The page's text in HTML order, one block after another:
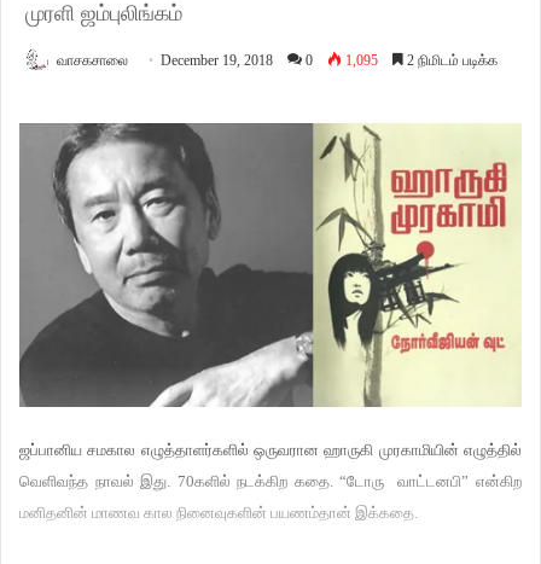
முரளி ஜம்புலிங்கம்
வாசகசாலை December 19, 2018 0 1,095 2 நிமிடம் படிக்க
ஜப்பானிய சமகால எழுத்தாளர்களில் ஒருவரான ஹாருகி முரகாமியின் எழுத்தில்
வெளிவந்த நாவல் இது. 70களில் நடக்கிற கதை. “டோரு வாட்டனபி” என்கிற
மனிதனின் மாணவ கால நினைவுகளின் பயணம்தான் இக்கதை.